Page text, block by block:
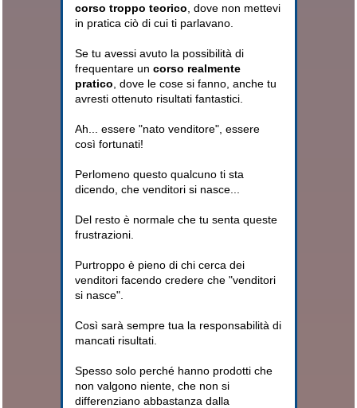
corso troppo teorico , dove non mettevi
in pratica ciò di cui ti parlavano.
Se tu avessi avuto la possibilità di
frequentare un corso realmente
pratico , dove le cose si fanno, anche tu
avresti ottenuto risultati fantastici.
Ah... essere "nato venditore", essere
così fortunati!
Perlomeno questo qualcuno ti sta
dicendo, che venditori si nasce...
Del resto è normale che tu senta queste
frustrazioni.
Purtroppo è pieno di chi cerca dei
venditori facendo credere che "venditori
si nasce".
Così sarà sempre tua la responsabilità di
mancati risultati.
Spesso solo perché hanno prodotti che
non valgono niente, che non si
differenziano abbastanza dalla